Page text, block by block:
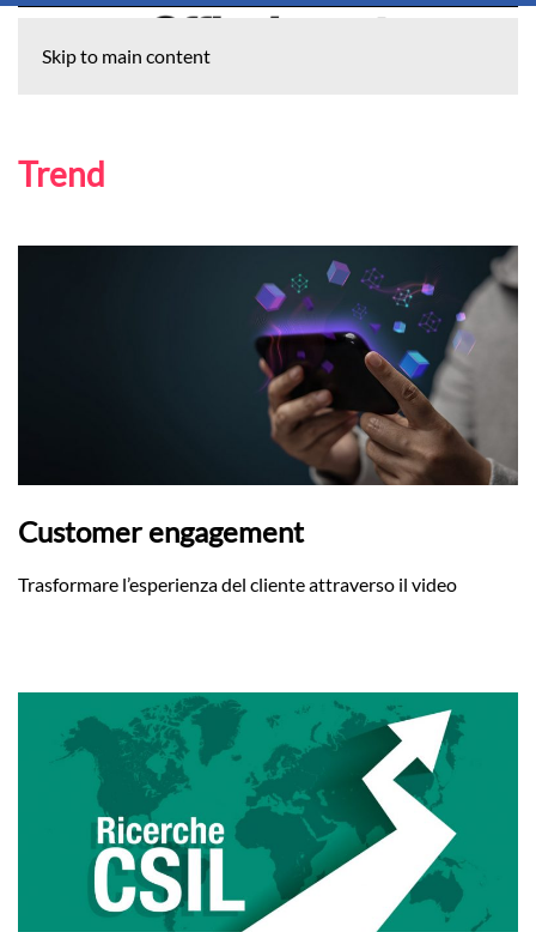
Skip to main content
Trend
Customer engagement
Trasformare l’esperienza del cliente attraverso il video